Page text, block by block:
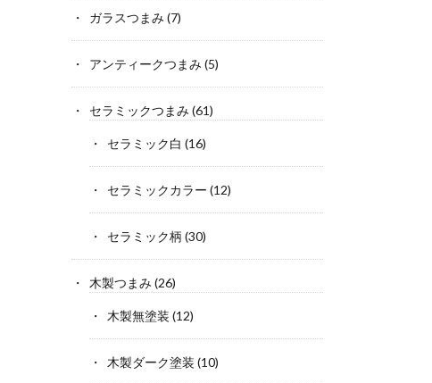
ガラスつまみ (7)
アンティークつまみ (5)
セラミックつまみ (61)
セラミック白 (16)
セラミックカラー (12)
セラミック柄 (30)
木製つまみ (26)
木製無塗装 (12)
木製ダーク塗装 (10)